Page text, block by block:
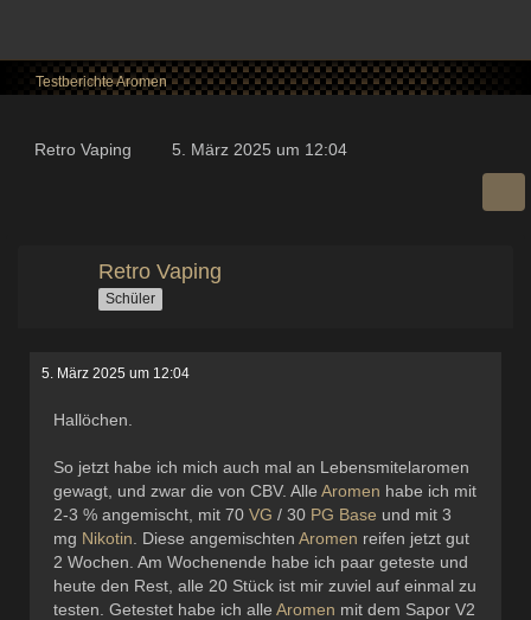
Testberichte Aromen
Retro Vaping 5. März 2025 um 12:04
Retro Vaping
Schüler
5. März 2025 um 12:04
Hallöchen.
So jetzt habe ich mich auch mal an Lebensmitelaromen
gewagt, und zwar die von CBV. Alle Aromen habe ich mit
2-3 % angemischt, mit 70 VG / 30 PG Base und mit 3
mg Nikotin . Diese angemischten Aromen reifen jetzt gut
2 Wochen. Am Wochenende habe ich paar geteste und
heute den Rest, alle 20 Stück ist mir zuviel auf einmal zu
testen. Getestet habe ich alle Aromen mit dem Sapor V2